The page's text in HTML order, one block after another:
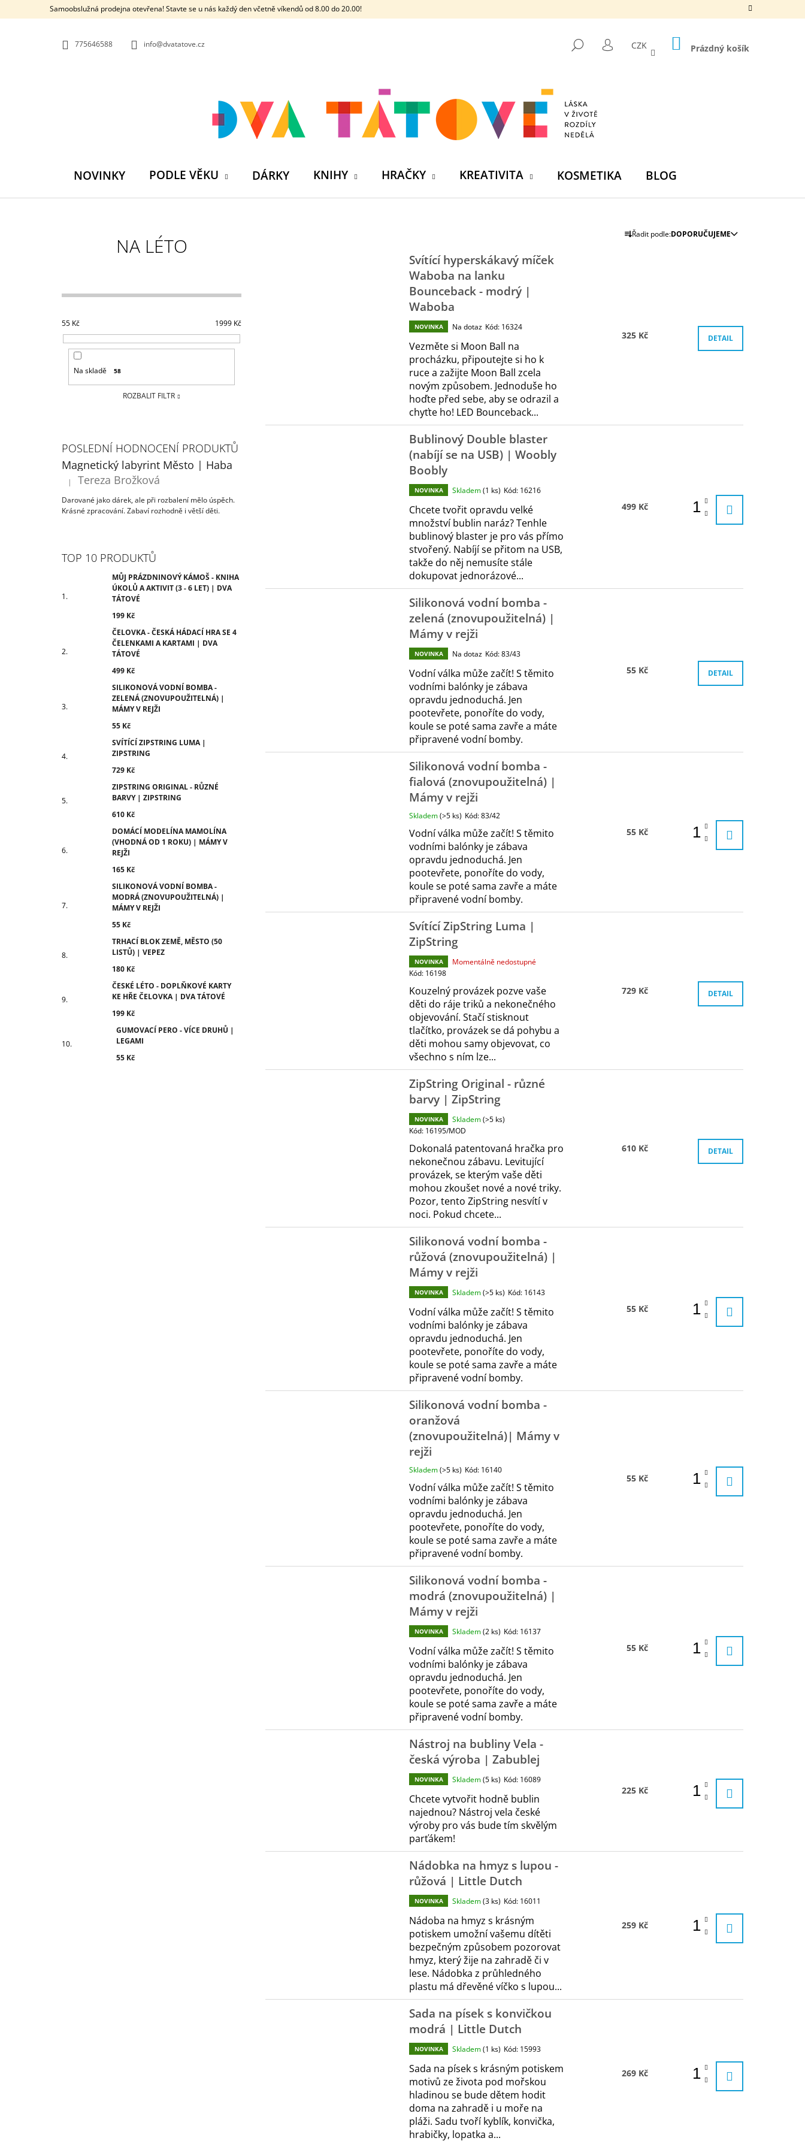
Samoobslužná prodejna otevřena! Stavte se u nás každý den včetně víkendů od 8.00 do 20.00!
775646588 info@dvatatove.cz HLEDAT
PŘIHLÁŠENÍ
CZK NÁKUPNÍ
KOŠÍK
Prázdný košík
NOVINKY PODLE VĚKU DÁRKY KNIHY HRAČKY KREATIVITA KOSMETIKA BLOG
NA LÉTO
55 Kč 1999 Kč
Na skladě 58
ROZBALIT FILTR
POSLEDNÍ HODNOCENÍ PRODUKTŮ
Magnetický labyrint Město | Haba
Hodnocení produktu je 5 z 5 hvězdiček.
| Tereza Brožková
Darované jako dárek, ale při rozbalení mělo úspěch.
Krásné zpracování. Zabaví rozhodně i větší děti.
TOP 10 PRODUKTŮ
MŮJ PRÁZDNINOVÝ KÁMOŠ - KNIHA
ÚKOLŮ A AKTIVIT (3 - 6 LET) | DVA
TÁTOVÉ
199 Kč
ČELOVKA - ČESKÁ HÁDACÍ HRA SE 4
ČELENKAMI A KARTAMI | DVA
TÁTOVÉ
499 Kč
SILIKONOVÁ VODNÍ BOMBA -
ZELENÁ (ZNOVUPOUŽITELNÁ) |
MÁMY V REJŽI
55 Kč
SVÍTÍCÍ ZIPSTRING LUMA |
ZIPSTRING
729 Kč
ZIPSTRING ORIGINAL - RŮZNÉ
BARVY | ZIPSTRING
610 Kč
DOMÁCÍ MODELÍNA MAMOLÍNA
(VHODNÁ OD 1 ROKU) | MÁMY V
REJŽI
165 Kč
SILIKONOVÁ VODNÍ BOMBA -
MODRÁ (ZNOVUPOUŽITELNÁ) |
MÁMY V REJŽI
55 Kč
TRHACÍ BLOK ZEMĚ, MĚSTO (50
LISTŮ) | VEPEZ
180 Kč
ČESKÉ LÉTO - DOPLŇKOVÉ KARTY
KE HŘE ČELOVKA | DVA TÁTOVÉ
199 Kč
GUMOVACÍ PERO - VÍCE DRUHŮ |
LEGAMI
55 Kč
Ř
R
Ů
Řadit podle:DOPORUČUJEME
T
Svítící hyperskákavý míček
Waboba na lanku
Bounceback - modrý |
Waboba
NOVINKA Na dotaz Kód: 16324
Vezměte si Moon Ball na
procházku, připoutejte si ho k
ruce a zažijte Moon Ball zcela
novým způsobem. Jednoduše ho
hoďte před sebe, aby se odrazil a
chyťte ho! LED Bounceback...
325 Kč DETAIL
Bublinový Double blaster
(nabíjí se na USB) | Woobly
Boobly
NOVINKA Skladem(1 ks) Kód: 16216
Chcete tvořit opravdu velké
množství bublin naráz? Tenhle
bublinový blaster je pro vás přímo
stvořený. Nabíjí se přitom na USB,
takže do něj nemusíte stále
dokupovat jednorázové...
499 Kč
Silikonová vodní bomba -
zelená (znovupoužitelná) |
Mámy v rejži
NOVINKA Na dotaz Kód:83/43
Vodní válka může začít! S těmito
vodními balónky je zábava
opravdu jednoduchá. Jen
pootevřete, ponoříte do vody,
koule se poté sama zavře a máte
připravené vodní bomby.
55 Kč DETAIL
Silikonová vodní bomba -
fialová (znovupoužitelná) |
Mámy v rejži
Skladem(>5 ks) Kód:83/42
Vodní válka může začít! S těmito
vodními balónky je zábava
opravdu jednoduchá. Jen
pootevřete, ponoříte do vody,
koule se poté sama zavře a máte
připravené vodní bomby.
55 Kč
Svítící ZipString Luma |
ZipString
NOVINKA
Momentálně nedostupné
Kód: 16198
Kouzelný provázek pozve vaše
děti do ráje triků a nekonečného
objevování. Stačí stisknout
tlačítko, provázek se dá pohybu a
děti mohou samy objevovat, co
všechno s ním lze...
729 Kč DETAIL
ZipString Original - různé
barvy | ZipString
NOVINKA Skladem(>5 ks)
Kód: 16195/MOD
Dokonalá patentovaná hračka pro
nekonečnou zábavu. Levitující
provázek, se kterým vaše děti
mohou zkoušet nové a nové triky.
Pozor, tento ZipString nesvítí v
noci. Pokud chcete...
610 Kč DETAIL
Silikonová vodní bomba -
růžová (znovupoužitelná) |
Mámy v rejži
NOVINKA Skladem(>5 ks) Kód: 16143
Vodní válka může začít! S těmito
vodními balónky je zábava
opravdu jednoduchá. Jen
pootevřete, ponoříte do vody,
koule se poté sama zavře a máte
připravené vodní bomby.
55 Kč
Silikonová vodní bomba -
oranžová
(znovupoužitelná)| Mámy v
rejži
Skladem(>5 ks) Kód: 16140
Vodní válka může začít! S těmito
vodními balónky je zábava
opravdu jednoduchá. Jen
pootevřete, ponoříte do vody,
koule se poté sama zavře a máte
připravené vodní bomby.
55 Kč
Silikonová vodní bomba -
modrá (znovupoužitelná) |
Mámy v rejži
NOVINKA Skladem(2 ks) Kód: 16137
Vodní válka může začít! S těmito
vodními balónky je zábava
opravdu jednoduchá. Jen
pootevřete, ponoříte do vody,
koule se poté sama zavře a máte
připravené vodní bomby.
55 Kč
Nástroj na bubliny Vela -
česká výroba | Zabublej
NOVINKA Skladem(5 ks) Kód: 16089
Chcete vytvořit hodně bublin
najednou? Nástroj vela české
výroby pro vás bude tím skvělým
parťákem!
225 Kč
Nádobka na hmyz s lupou -
růžová | Little Dutch
NOVINKA Skladem(3 ks) Kód: 16011
Nádoba na hmyz s krásným
potiskem umožní vašemu dítěti
bezpečným způsobem pozorovat
hmyz, který žije na zahradě či v
lese. Nádobka z průhledného
plastu má dřevěné víčko s lupou...
259 Kč
Sada na písek s konvičkou
modrá | Little Dutch
NOVINKA Skladem(1 ks) Kód: 15993
Sada na písek s krásným potiskem
motivů ze života pod mořskou
hladinou se bude dětem hodit
doma na zahradě i u moře na
pláži. Sadu tvoří kyblík, konvička,
hrabičky, lopatka a...
269 Kč
O
HLEDAT
Následující
199 Kč
ČELOVKA - ČESKÁ HÁDACÍ HRA SE 4
ČELENKAMI A KARTAMI | DVA TÁTOVÉ
SILIKONOVÁ VODNÍ BOMBA - ZELENÁ
(ZNOVUPOUŽITELNÁ) | MÁMY V REJŽI
55 Kč